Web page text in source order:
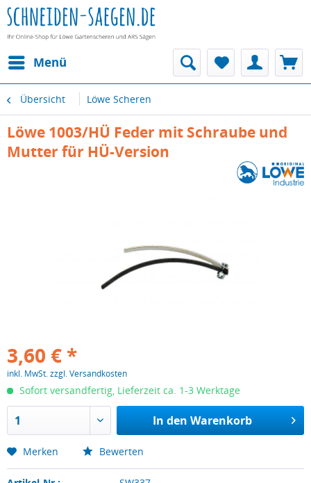
Menü
Übersicht Löwe Scheren
Löwe 1003/HÜ Feder mit Schraube und
Mutter für HÜ-Version
3,60 € *
inkl. MwSt.zzgl. Versandkosten
Sofort versandfertig, Lieferzeit ca. 1-3 Werktage
In den Warenkorb
Merken Bewerten